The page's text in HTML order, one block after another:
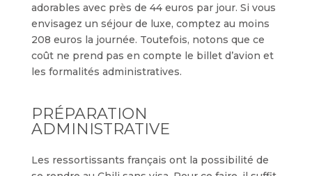
adorables avec près de 44 euros par jour. Si vous
envisagez un séjour de luxe, comptez au moins
208 euros la journée. Toutefois, notons que ce
coût ne prend pas en compte le billet d’avion et
les formalités administratives.
PRÉPARATION
ADMINISTRATIVE
Les ressortissants français ont la possibilité de